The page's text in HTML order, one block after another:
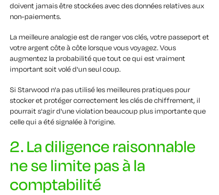
doivent jamaisêtre stockées avec des données relatives aux
non-paiements.
La meilleure analogie est de ranger vos clés, votre passeport et
votre argent côte à côte lorsque vous voyagez. Vous
augmentez la probabilité que tout ce qui est vraiment
important soit volé d'un seul coup.
Si Starwood n'a pas utilisé les meilleures pratiques pour
stocker et protéger correctement les clés de chiffrement, il
pourrait s'agir d'une violation beaucoup plus importante que
celle qui a été signalée à l'origine.
2. La diligence raisonnable
ne se limite pas à la
comptabilité